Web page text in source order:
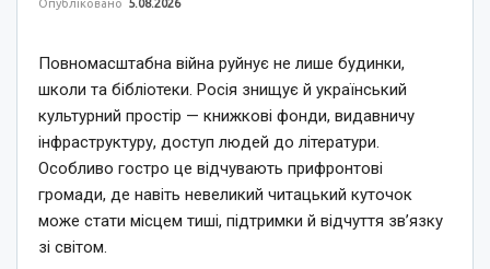
Опубліковано 5.08.2026
Повномасштабна війна руйнує не лише будинки,
школи та бібліотеки. Росія знищує й український
культурний простір — книжкові фонди, видавничу
інфраструктуру, доступ людей до літератури.
Особливо гостро це відчувають прифронтові
громади, де навіть невеликий читацький куточок
може стати місцем тиші, підтримки й відчуття зв’язку
зі світом.